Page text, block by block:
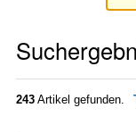
243 Artikel gefunden.